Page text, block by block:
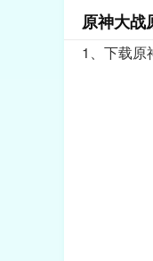
原神大战
1、下载原